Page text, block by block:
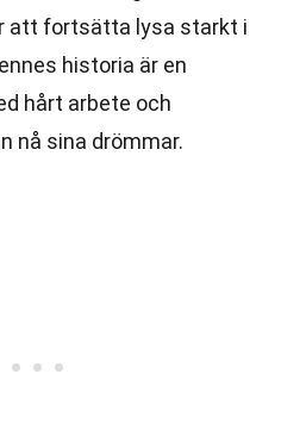
att fortsätta lysa starkt i
historia är en
hårt arbete och
nå sina drömmar.